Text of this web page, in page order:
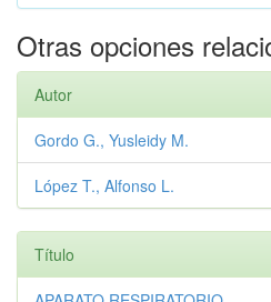
Otras opciones
Autor
Gordo G., Yusleidy M.
López T., Alfonso L.
Título